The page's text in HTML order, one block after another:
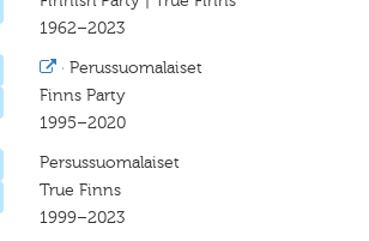
1962–2023
· Perussuomalaiset
Finns Party
1995–2020
Persussuomalaiset
True Finns
1999–2023